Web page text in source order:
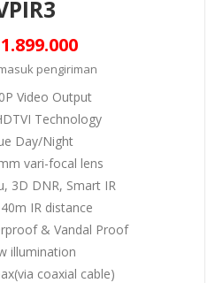
pengiriman
Video Output
Technology
Day/Night
vari-focal lens
3D DNR, Smart IR
IR distance
& Vandal Proof
illumination
coaxial cable)